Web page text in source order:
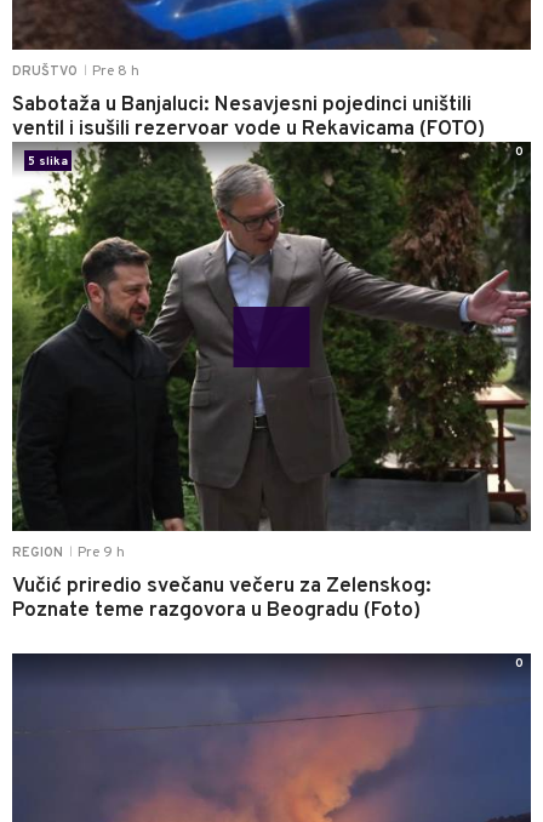
DRUŠTVO Pre 8 h
Sabotaža u Banjaluci: Nesavjesni pojedinci uništili
ventil i isušili rezervoar vode u Rekavicama (FOTO)
REGION Pre 9 h
Vučić priredio svečanu večeru za Zelenskog:
Poznate teme razgovora u Beogradu (Foto)
5 slika
0
0